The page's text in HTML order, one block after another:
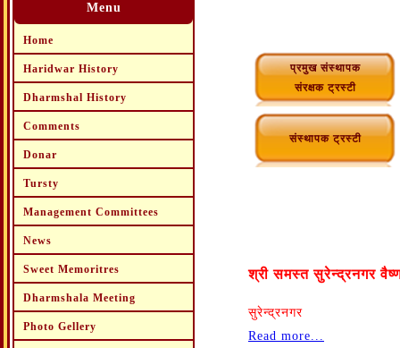
Menu
Home
Haridwar History
Dharmshal History
Comments
Donar
Tursty
Management Committees
News
Sweet Memoritres
Dharmshala Meeting
Photo Gellery
प्रमुख संस्थापक
संरक्षक ट्रस्टी
संस्थापक ट्रस्टी
श्री समस्त सुरेन्द्रनगर
सुरेन्द्रनगर
Read more...